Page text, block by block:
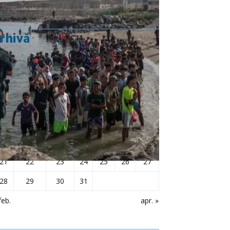
martie 2016
L Ma Mi J V S D
apr. »
1 2 3 4 5
6
7
8 9 10 11 12
13
15 16 17 18 19
20
22 23 24 25 26
27
29 30 31